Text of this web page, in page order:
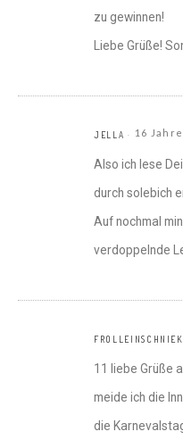
zu gewinnen!
Liebe Grüße!
JELLA 16
Also ich lese
durch solebich
Auf nochmal
verdoppelnde
11 liebe Grüße
meide ich die
die